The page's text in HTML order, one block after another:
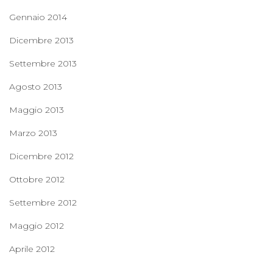
Gennaio 2014
Dicembre 2013
Settembre 2013
Agosto 2013
Maggio 2013
Marzo 2013
Dicembre 2012
Ottobre 2012
Settembre 2012
Maggio 2012
Aprile 2012